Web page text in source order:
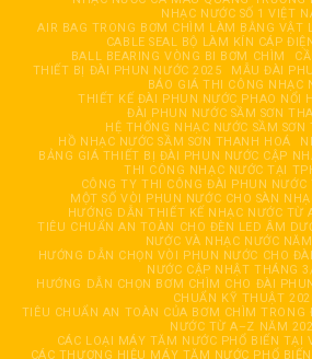
NHẠC NƯỚC SỐ 1 VIỆT
AIR BAG TRONG BƠM CHÌM LÀM BẰNG VẬT
CABLE SEAL BỘ LÀM KÍN CÁP
BALL BEARING VÒNG BI BƠM CHÌM
THIẾT BỊ ĐÀI PHUN NƯỚC 2025
MẪU ĐÀI
BÁO GIÁ THI CÔNG NHẠC
THIẾT KẾ ĐÀI PHUN NƯỚC PHAO NỔI
ĐÀI PHUN NƯỚC SẦM SƠN
HỆ THỐNG NHẠC NƯỚC SẦM
HỒ NHẠC NƯỚC SẦM SƠN THANH HOÁ
BẢNG GIÁ THIẾT BỊ ĐÀI PHUN NƯỚC CẬP
THI CÔNG NHẠC NƯỚC TẠI
CÔNG TY THI CÔNG ĐÀI PHUN NƯỚC
MỘT SỐ VÒI PHUN NƯỚC CHO SÀN
HƯỚNG DẪN THIẾT KẾ NHẠC NƯỚC
TIÊU CHUẨN AN TOÀN CHO ĐÈN LED ÂM
NƯỚC VÀ NHẠC NƯỚC
HƯỚNG DẪN CHỌN VÒI PHUN NƯỚC CHO
NƯỚC CẬP NHẬT THÁNG
HƯỚNG DẪN CHỌN BƠM CHÌM CHO ĐÀI
CHUẨN KỸ THUẬT
TIÊU CHUẨN AN TOÀN CỦA BƠM CHÌM
NƯỚC TỪ A–Z NĂM
CÁC LOẠI MÁY TĂM NƯỚC PHỔ BIẾN TẠI
CÁC THƯƠNG HIỆU MÁY TĂM NƯỚC PHỔ